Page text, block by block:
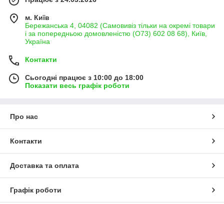
м. Київ
Бережанська 4, 04082 (Самовивіз тільки на окремі товари
і за попередньою домовленістю (О73) 602 08 68), Київ,
Україна
Контакти
Сьогодні працює з 10:00 до 18:00
Показати весь графік роботи
Про нас
Контакти
Доставка та оплата
Графік роботи